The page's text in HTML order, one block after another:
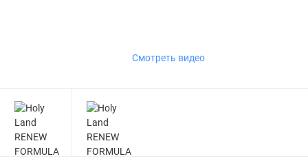
Смотреть видео